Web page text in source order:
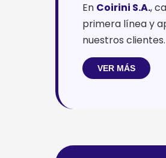
En Coirini S.A.,
primera línea y
nuestros clientes.
VER MÁS